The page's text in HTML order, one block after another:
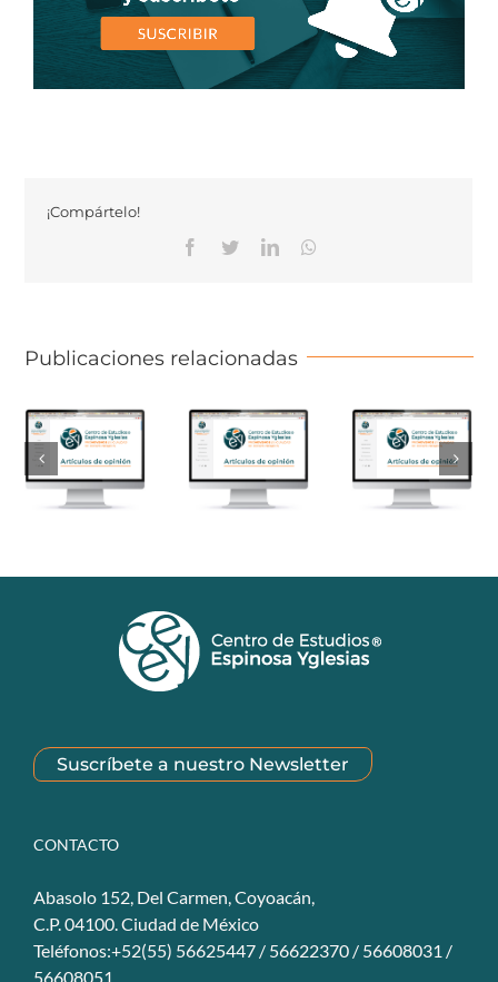
¡Compártelo!
Facebook
TwitterLinkedinWhatsapp
Publicaciones relacionadas
Suscríbete a nuestro Newsletter
CONTACTO
Abasolo 152, Del Carmen, Coyoacán,
C.P. 04100. Ciudad de México
Teléfonos:+52(55) 56625447 / 56622370 / 56608031 /
56608051